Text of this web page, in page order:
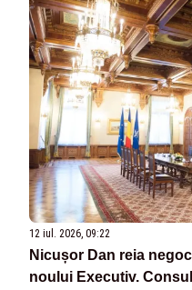
12 iul. 2026, 09:22
Nicușor Dan reia
noului Executiv.